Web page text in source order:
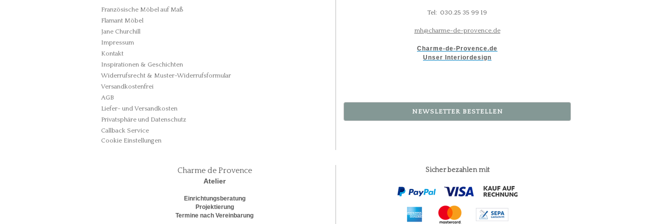
Französische Möbel auf Maß
Flamant Möbel
Jane Churchill
Impressum
Kontakt
Inspirationen & Geschichten
Widerrufsrecht & Muster-Widerrufsformular
Versandkostenfrei
AGB
Liefer- und Versandkosten
Privatsphäre und Datenschutz
Callback Service
Cookie Einstellungen
Tel: 030.25 35 99 19
mh@charme-de-provence.de
Charme-de-Provence.de
Unser Interiordesign
NEWSLETTER BESTELLEN
Charme de Provence
Atelier
Einrichtungsberatung
Projektierung
Termine nach Vereinbarung
Sicher bezahlen mit